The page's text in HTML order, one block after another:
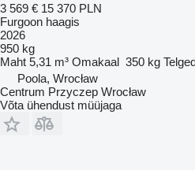
3 569 € 15 370 PLN
Furgoon haagis
2026
950 kg
Maht 5,31 m³ Omakaal 350 kg
Poola, Wrocław
Centrum Przyczep Wrocław
Võta ühendust müüjaga